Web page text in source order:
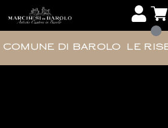
COMUNE DI BAROLO LE